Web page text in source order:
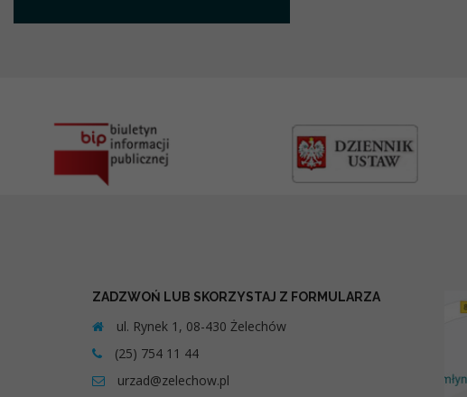
ZADZWOŃ LUB SKORZYSTAJ Z FORMULARZA
ul. Rynek 1, 08-430 Żelechów
(25) 754 11 44
urzad@zelechow.pl